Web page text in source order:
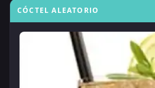
CÓCTEL ALEATORIO